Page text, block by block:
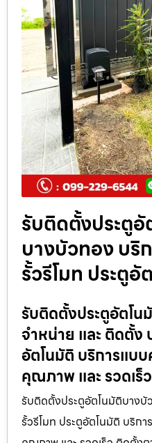
รับติดตั้งประตูอั
บางบัวทอง บริ
รั้วรีโมท ประตู
รับติดตั้งประตูอัตโ
จำหน่าย และ ติดตั้ง
อัตโนมัติ บริการแบ
คุณภาพ และ รวดเร็ว
รับติดตั้งประตูอัตโนมัติบางบั
รั้วรีโมท ประตูอัตโนมัติ บริก